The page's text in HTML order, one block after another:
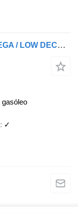
Mercedes-Benz ACTROS L 1845 / MEGA / LOW DECK / MP5 / BIG SPACE / 2022
gasóleo
✓